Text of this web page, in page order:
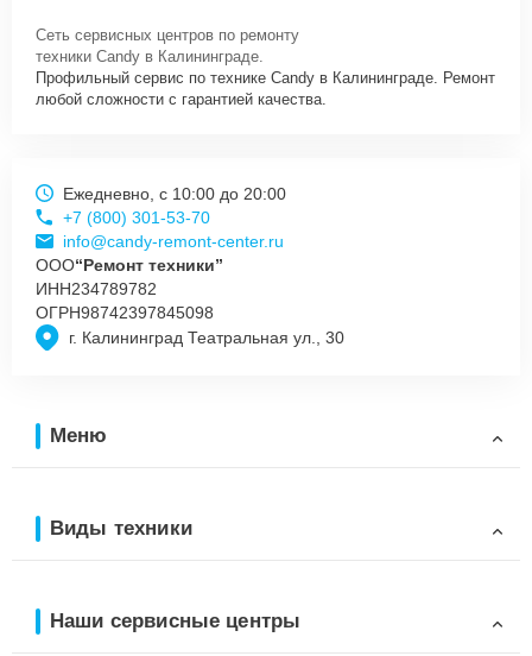
Сеть сервисных центров по ремонту
техники Candy в Калининграде.
Профильный сервис по технике Candy в Калининграде. Ремонт
любой сложности с гарантией качества.
г. Калининград Театральная ул., 30
Ежедневно, с 10:00 до 20:00
+7 (800) 301-53-70
info@candy-remont-center.ru
ООО“Ремонт техники”
ИНН234789782
ОГРН98742397845098
Меню
Виды техники
Наши сервисные центры